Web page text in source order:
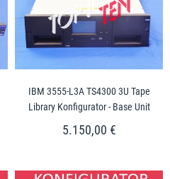
IBM 3555-L3A TS4300 3U Tape
Library Konfigurator - Base Unit
5.150,00 €